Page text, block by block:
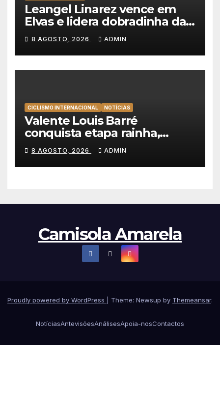
Leangel Linarez vence em
Elvas e lidera dobradinha da
Tavfer-Ovos Matinados-
Mortágua
8 AGOSTO, 2026 ADMIN
CICLISMO INTERNACIONAL NOTÍCIAS
Valente Louis Barré
conquista etapa rainha,
Christian Scaroni é o novo
líder da Volta a Polónia
8 AGOSTO, 2026 ADMIN
Camisola Amarela
Proudly powered by WordPress Theme: Newsup by Themeansar.
NotíciasAntevisõesAnálisesApoia-nosContactos